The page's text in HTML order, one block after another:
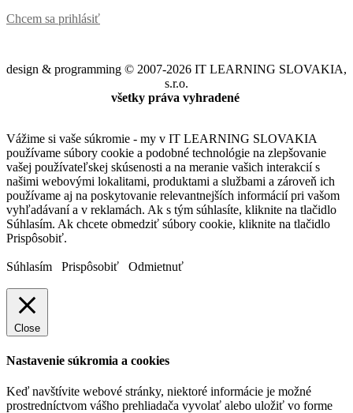
Chcem sa prihlásiť
design & programming © 2007-2026 IT LEARNING SLOVAKIA,
s.r.o.
všetky práva vyhradené
Vážime si vaše súkromie - my v IT LEARNING SLOVAKIA
používame súbory cookie a podobné technológie na zlepšovanie
vašej používateľskej skúsenosti a na meranie vašich interakcií s
našimi webovými lokalitami, produktami a službami a zároveň ich
používame aj na poskytovanie relevantnejších informácií pri vašom
vyhľadávaní a v reklamách. Ak s tým súhlasíte, kliknite na tlačidlo
Súhlasím. Ak chcete obmedziť súbory cookie, kliknite na tlačidlo
Prispôsobiť.
Súhlasím Prispôsobiť Odmietnuť
Close
Nastavenie súkromia a cookies
Keď navštívite webové stránky, niektoré informácie je možné
prostredníctvom vášho prehliadača vyvolať alebo uložiť vo forme